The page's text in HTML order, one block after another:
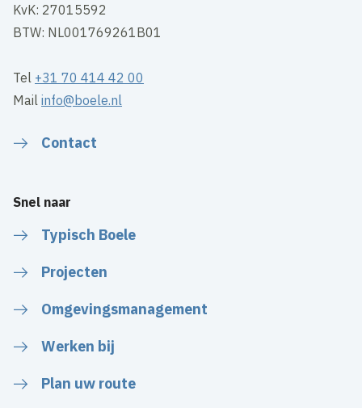
KvK: 27015592
BTW: NL001769261B01
Tel +31 70 414 42 00
Mailinfo@boele.nl
Contact
Snel naar
Typisch Boele
Projecten
Omgevingsmanagement
Werken bij
Plan uw route